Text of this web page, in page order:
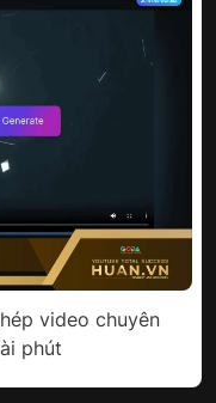
video chuyên
phút